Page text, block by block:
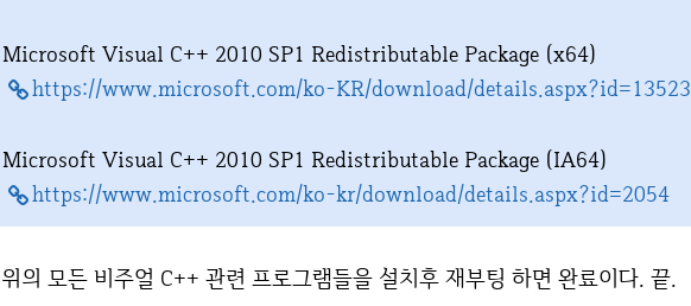
Microsoft Visual C++ 2010 SP1 Redistributable Package (x64)
https://www.microsoft.com/ko-KR/download/details.aspx?id=13523
Microsoft Visual C++ 2010 SP1 Redistributable Package (IA64)
https://www.microsoft.com/ko-kr/download/details.aspx?id=2054
위의 모든 비주얼 C++ 관련 프로그램들을 설치후 재부팅 하면 완료이다. 끝.